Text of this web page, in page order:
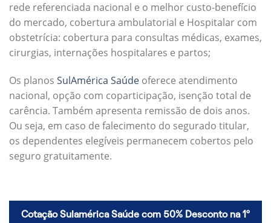
rede referenciada nacional e o melhor custo-benefício
do mercado, cobertura ambulatorial e Hospitalar com
obstetrícia: cobertura para consultas médicas, exames,
cirurgias, internações hospitalares e partos;
Os planos SulAmérica Saúde oferece atendimento
nacional, opção com coparticipação, isenção total de
carência. Também apresenta remissão de dois anos.
Ou seja, em caso de falecimento do segurado titular,
os dependentes elegíveis permanecem cobertos pelo
seguro gratuitamente.
Cotação Sulamérica Saúde com 50% Desconto na 1º